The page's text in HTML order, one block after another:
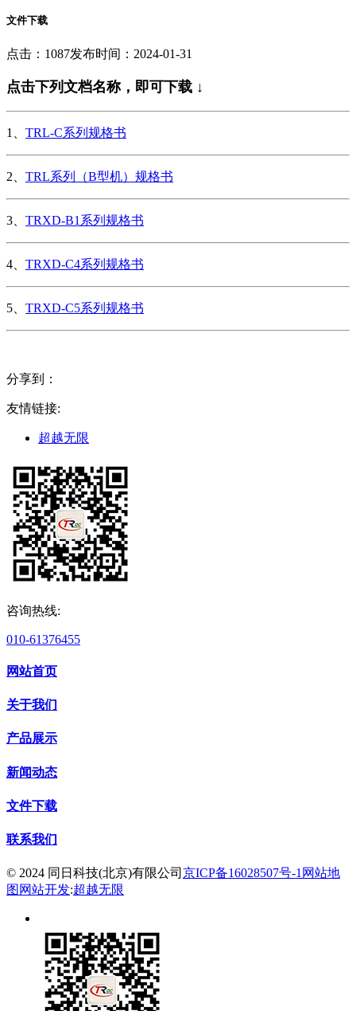
文件下载
点击：1087发布时间：2024-01-31
点击下列文档名称，即可下载 ↓
1、 TRL-C系列规格书
2、 TRL系列（B型机）规格书
3、 TRXD-B1系列规格书
4、 TRXD-C4系列规格书
5、 TRXD-C5系列规格书
分享到：
友情链接:
超越无限
咨询热线:
010-61376455
网站首页
关于我们
产品展示
新闻动态
文件下载
联系我们
© 2024 同日科技(北京)有限公司 京ICP备16028507号-1网站地
图 网站开发:超越无限